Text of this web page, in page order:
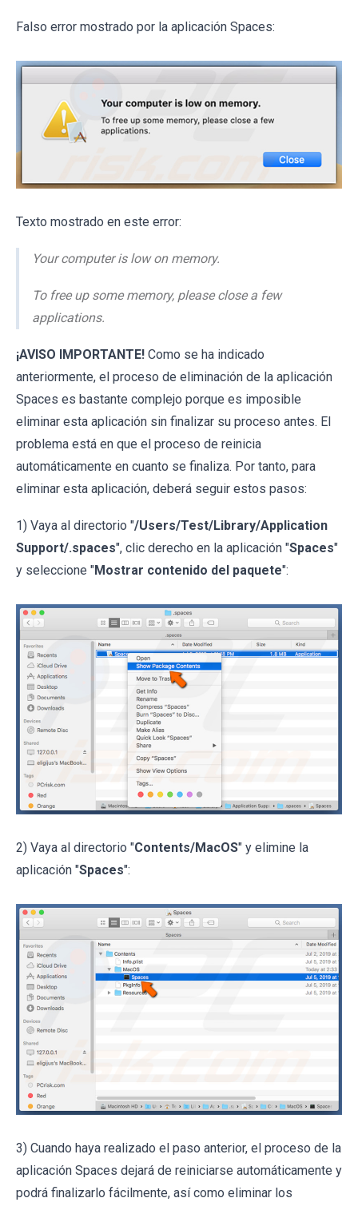
Falso error mostrado por la aplicación Spaces:
Texto mostrado en este error:
Your computer is low on memory.
To free up some memory, please close a few
applications.
¡AVISO IMPORTANTE! Como se ha indicado
anteriormente, el proceso de eliminación de la aplicación
Spaces es bastante complejo porque es imposible
eliminar esta aplicación sin finalizar su proceso antes. El
problema está en que el proceso de reinicia
automáticamente en cuanto se finaliza. Por tanto, para
eliminar esta aplicación, deberá seguir estos pasos:
1) Vaya al directorio "/Users/Test/Library/Application
Support/.spaces", clic derecho en la aplicación "Spaces"
y seleccione "Mostrar contenido del paquete":
2) Vaya al directorio "Contents/MacOS" y elimine la
aplicación "Spaces":
3) Cuando haya realizado el paso anterior, el proceso de la
aplicación Spaces dejará de reiniciarse automáticamente y
podrá finalizarlo fácilmente, así como eliminar los